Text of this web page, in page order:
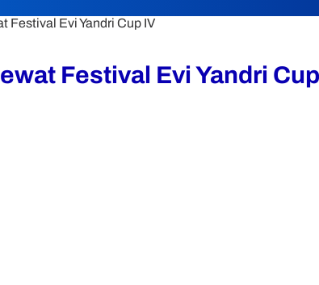
Festival Evi Yandri Cup IV
Festival Evi Yandri